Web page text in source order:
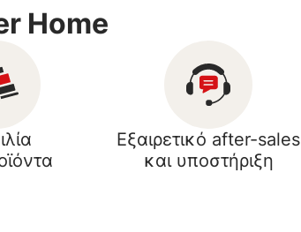
Home
Εξαιρετικό after-sales
και υποστήριξη